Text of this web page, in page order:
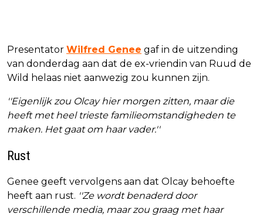
Presentator Wilfred Genee gaf in de uitzending
van donderdag aan dat de ex-vriendin van Ruud de
Wild helaas niet aanwezig zou kunnen zijn.
''Eigenlijk zou Olcay hier morgen zitten, maar die
heeft met heel trieste familieomstandigheden te
maken. Het gaat om haar vader.''
Rust
Genee geeft vervolgens aan dat Olcay behoefte
heeft aan rust. ''Ze wordt benaderd door
verschillende media, maar zou graag met haar